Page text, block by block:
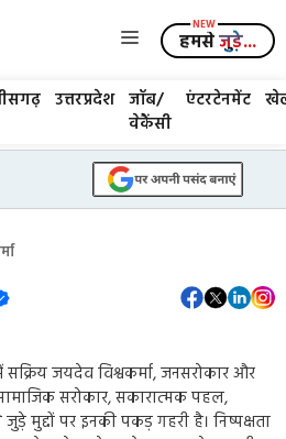
Menuहमसेजुड़े...
उत्तरप्रदेश जॉब/
वेकैंसी
एंटरटेनमेंट
सक्रिय जयदेव विश्वकर्मा, जनसरोकार और
सरोकार, सकारात्मक पहल,
मुद्दों पर इनकी पकड़ गहरी है। निष्पक्षता